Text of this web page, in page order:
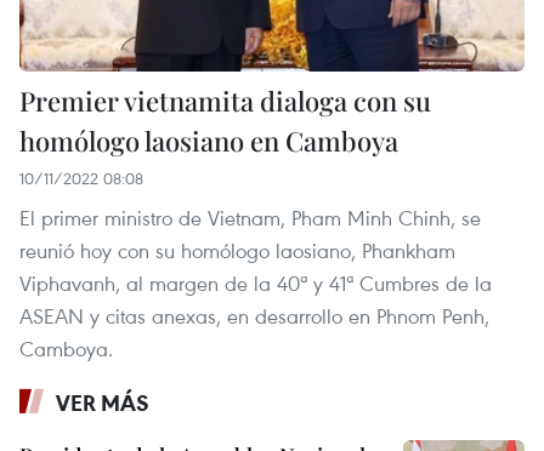
Premier vietnamita dialoga con su
homólogo laosiano en Camboya
10/11/2022 08:08
El primer ministro de Vietnam, Pham Minh Chinh, se
reunió hoy con su homólogo laosiano, Phankham
Viphavanh, al margen de la 40ª y 41ª Cumbres de la
ASEAN y citas anexas, en desarrollo en Phnom Penh,
Camboya.
VER MÁS